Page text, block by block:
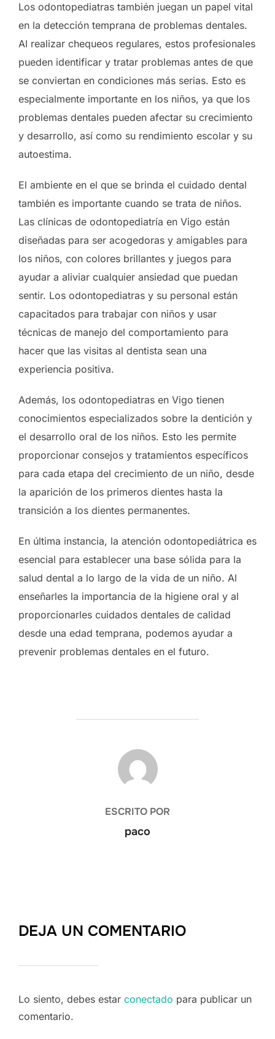
Los odontopediatras también juegan un papel vital
en la detección temprana de problemas dentales.
Al realizar chequeos regulares, estos profesionales
pueden identificar y tratar problemas antes de que
se conviertan en condiciones más serias. Esto es
especialmente importante en los niños, ya que los
problemas dentales pueden afectar su crecimiento
y desarrollo, así como su rendimiento escolar y su
autoestima.
El ambiente en el que se brinda el cuidado dental
también es importante cuando se trata de niños.
Las clínicas de odontopediatría en Vigo están
diseñadas para ser acogedoras y amigables para
los niños, con colores brillantes y juegos para
ayudar a aliviar cualquier ansiedad que puedan
sentir. Los odontopediatras y su personal están
capacitados para trabajar con niños y usar
técnicas de manejo del comportamiento para
hacer que las visitas al dentista sean una
experiencia positiva.
Además, los odontopediatras en Vigo tienen
conocimientos especializados sobre la dentición y
el desarrollo oral de los niños. Esto les permite
proporcionar consejos y tratamientos específicos
para cada etapa del crecimiento de un niño, desde
la aparición de los primeros dientes hasta la
transición a los dientes permanentes.
En última instancia, la atención odontopediátrica es
esencial para establecer una base sólida para la
salud dental a lo largo de la vida de un niño. Al
enseñarles la importancia de la higiene oral y al
proporcionarles cuidados dentales de calidad
desde una edad temprana, podemos ayudar a
prevenir problemas dentales en el futuro.
AUTOR DE LA ENTRADA
ESCRITO POR
paco
DEJA UN COMENTARIO
Lo siento, debes estar conectado para publicar un
comentario.